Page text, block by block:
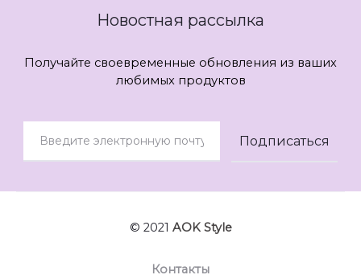
Новостная рассылка
Получайте своевременные обновления из ваших
любимых продуктов
© 2021 AOK Style
Контакты